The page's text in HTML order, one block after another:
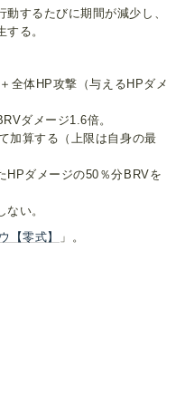
するたびに期間が減少し、
る。
全体HP攻撃（与えるHPダメ
ダメージ1.6倍。
加算する（上限は自身の最
HPダメージの50％分BRVを
い。
【零式】 」。